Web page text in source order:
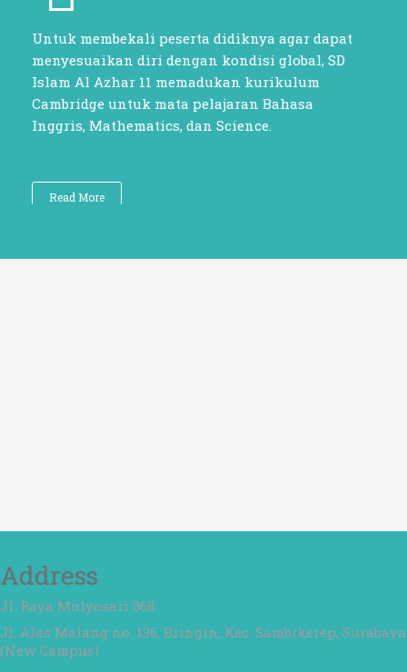
Untuk membekali peserta didiknya agar dapat
menyesuaikan diri dengan kondisi global, SD
Islam Al Azhar 11 memadukan kurikulum
Cambridge untuk mata pelajaran Bahasa
Inggris, Mathematics, dan Science.
Read More
Address
Jl. Raya Mulyosari 368
Jl. Alas Malang no. 136, Bringin, Kec. Sambikerep, Surabaya
(New Campus)